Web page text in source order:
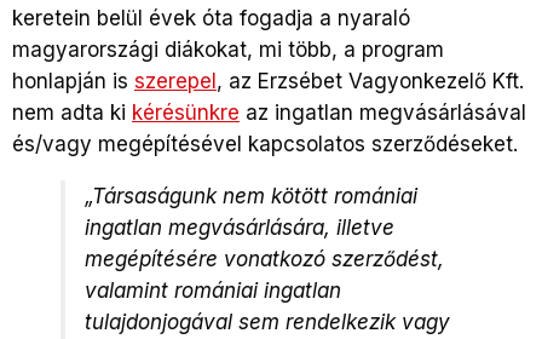
keretein belül évek óta fogadja a nyaraló
magyarországi diákokat, mi több, a program
honlapján is szerepel, az Erzsébet Vagyonkezelő Kft.
nem adta ki kérésünkre az ingatlan megvásárlásával
és/vagy megépítésével kapcsolatos szerződéseket.
„Társaságunk nem kötött romániai
ingatlan megvásárlására, illetve
megépítésére vonatkozó szerződést,
valamint romániai ingatlan
tulajdonjogával sem rendelkezik vagy